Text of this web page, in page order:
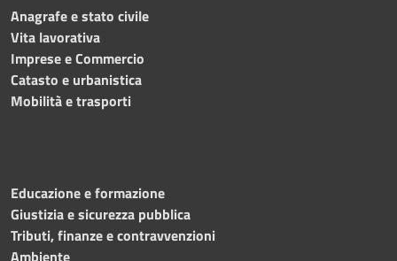
Anagrafe e stato civile
Vita lavorativa
Imprese e Commercio
Catasto e urbanistica
Mobilità e trasporti
Educazione e formazione
Giustizia e sicurezza pubblica
Tributi, finanze e contravvenzioni
Ambiente